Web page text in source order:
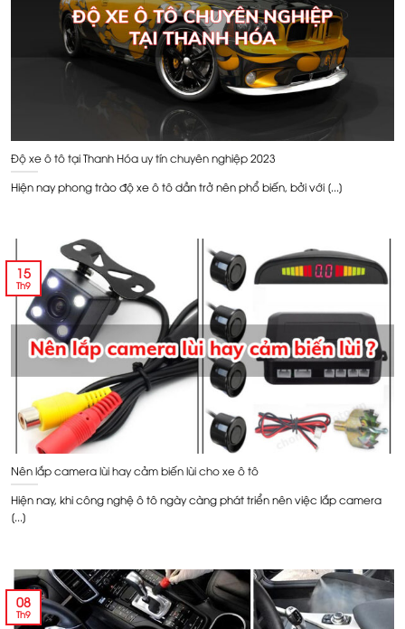
Độ xe ô tô tại Thanh Hóa uy tín chuyên nghiệp 2023
Hiện nay phong trào độ xe ô tô dần trở nên phổ biến, bởi với [...]
Nên lắp camera lùi hay cảm biến lùi cho xe ô tô
Hiện nay, khi công nghệ ô tô ngày càng phát triển nên việc lắp camera
[...]
15
Th9
08
Th9